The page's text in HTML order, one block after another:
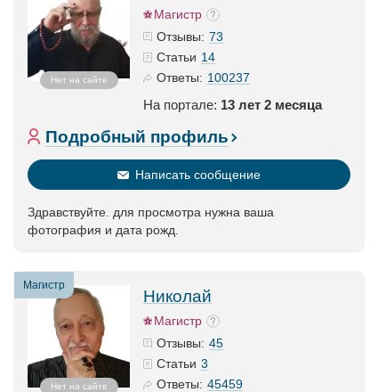
Нет на сайте
Магистр
Отзывы: 73
Статьи 14
Ответы: 100237
На портале: 13 лет 2 месяца
Подробный профиль
Написать сообщение
Здравствуйте. для просмотра нужна ваша
фотография и дата рожд.
Магистр
Нет на сайте
Николай
Магистр
Отзывы: 45
Статьи 3
Ответы: 45459